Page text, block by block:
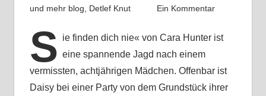
und mehr blog, Detlef Knut Ein Kommentar
S ie finden dich nie« von Cara Hunter ist
eine spannende Jagd nach einem
vermissten, achtjährigen Mädchen. Offenbar ist
Daisy bei einer Party von dem Grundstück ihrer